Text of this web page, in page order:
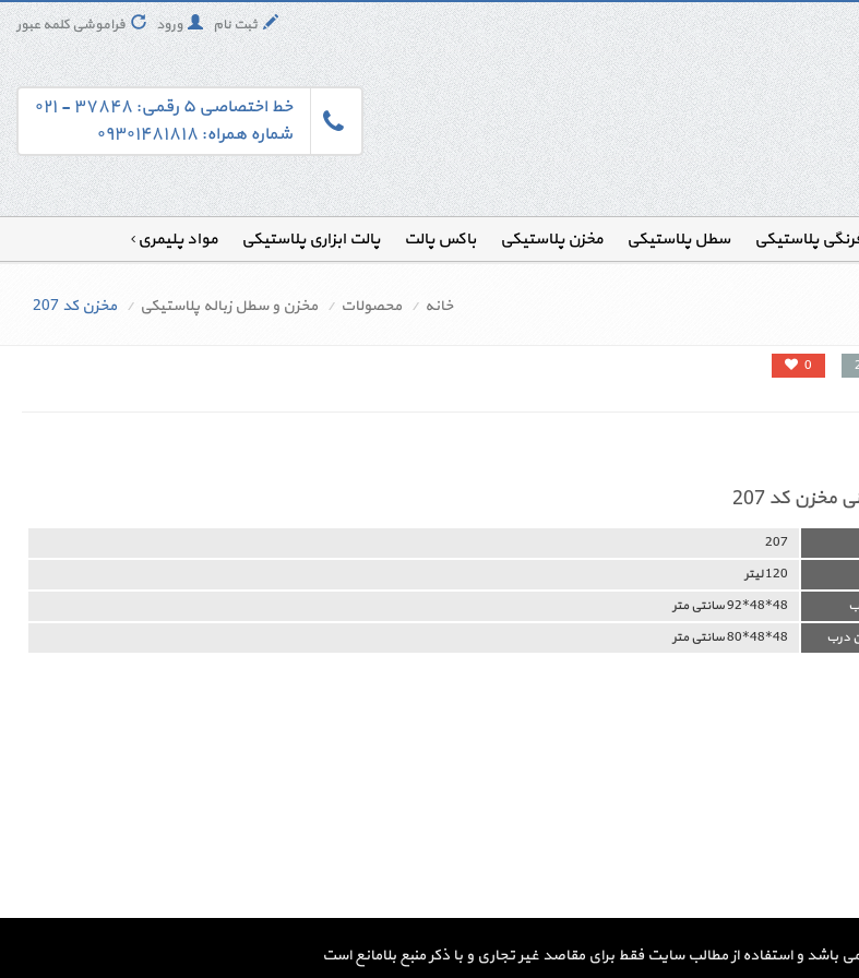
ثبت نام ورود فراموشی کلمه عبور
خط اختصاصی ۵ رقمی: ۳۷۸۴۸ - ۰۲۱
شماره همراه: ۰۹۳۰۱۴۸۱۸۱۸
پلاستیکی سطل پلاستیکی مخزن پلاستیکی باکس پالت پالت ابزاری پلاستیکی مواد پلیمری
خانه محصولات مخزن و سطل زباله پلاستیکی مخزن کد 207
0
کد 207
207
120 لیتر
48*48*92 سانتی متر
درب
48*48*80 سانتی متر
باشد و استفاده از مطالب سایت فقط برای مقاصد غیر تجاری و با ذکر منبع بلامانع است